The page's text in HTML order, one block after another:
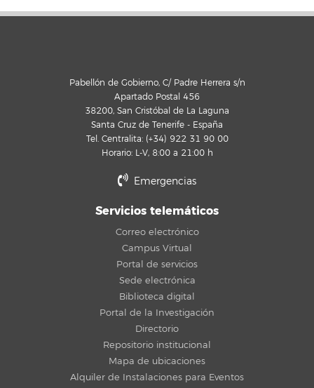
Pabellón de Gobierno, C/ Padre Herrera s/n
Apartado Postal 456
38200, San Cristóbal de La Laguna
Santa Cruz de Tenerife - España
Tel. Centralita: (+34) 922 31 90 00
Horario: L-V, 8:00 a 21:00 h
Emergencias
Servicios telemáticos
Correo electrónico
Campus Virtual
Portal de servicios
Sede electrónica
Biblioteca digital
Portal de la Investigación
Directorio
Repositorio institucional
Mapa de ubicaciones
Alquiler de Instalaciones para Eventos